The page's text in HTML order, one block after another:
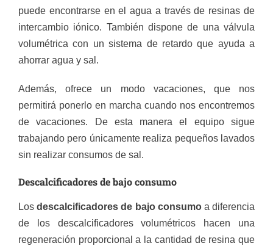
puede encontrarse en el agua a través de resinas de
intercambio iónico. También dispone de una válvula
volumétrica con un sistema de retardo que ayuda a
ahorrar agua y sal.
Además, ofrece un modo vacaciones, que nos
permitirá ponerlo en marcha cuando nos encontremos
de vacaciones. De esta manera el equipo sigue
trabajando pero únicamente realiza pequeños lavados
sin realizar consumos de sal.
Descalcificadores de bajo consumo
Losdescalcificadores de bajo consumoa diferencia
de los descalcificadores volumétricos hacen una
regeneración proporcional a la cantidad de resina que